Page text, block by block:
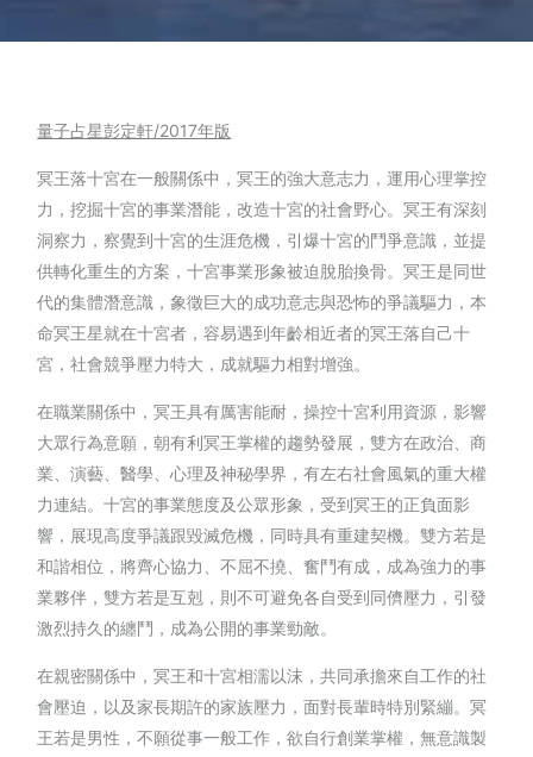
量子占星彭定軒/2017年版
冥王落十宮在一般關係中，冥王的強大意志力，運用心理掌控
力，挖掘十宮的事業潛能，改造十宮的社會野心。冥王有深刻
洞察力，察覺到十宮的生涯危機，引爆十宮的鬥爭意識，並提
供轉化重生的方案，十宮事業形象被迫脫胎換骨。冥王是同世
代的集體潛意識，象徵巨大的成功意志與恐怖的爭議驅力，本
命冥王星就在十宮者，容易遇到年齡相近者的冥王落自己十
宮，社會競爭壓力特大，成就驅力相對增強。
在職業關係中，冥王具有厲害能耐，操控十宮利用資源，影響
大眾行為意願，朝有利冥王掌權的趨勢發展，雙方在政治、商
業、演藝、醫學、心理及神秘學界，有左右社會風氣的重大權
力連結。十宮的事業態度及公眾形象，受到冥王的正負面影
響，展現高度爭議跟毀滅危機，同時具有重建契機。雙方若是
和諧相位，將齊心協力、不屈不撓、奮鬥有成，成為強力的事
業夥伴，雙方若是互剋，則不可避免各自受到同儕壓力，引發
激烈持久的纏鬥，成為公開的事業勁敵。
在親密關係中，冥王和十宮相濡以沫，共同承擔來自工作的社
會壓迫，以及家長期許的家族壓力，面對長輩時特別緊繃。冥
王若是男性，不願從事一般工作，欲自行創業掌權，無意識製